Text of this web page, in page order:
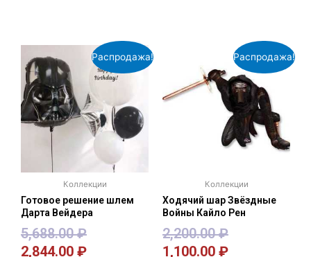
Распродажа!
Коллекции
Готовое решение шлем
Дарта Вейдера
5,688.00₽
2,844.00 ₽
Распродажа!
Коллекции
Ходячий шар Звёздные
Войны Кайло Рен
2,200.00₽
1,100.00 ₽